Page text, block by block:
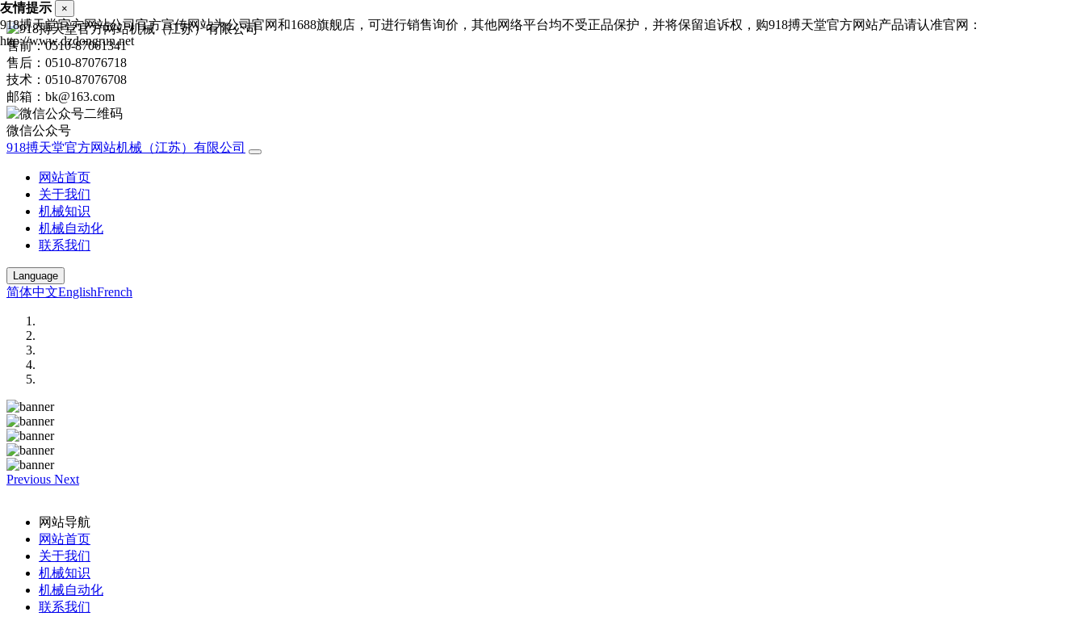
售前：0510-87061341
售后：0510-87076718
技术：0510-87076708
邮箱：bk@163.com
微信公众号
918搏天堂官方网站机械（江苏）有限公司
网站首页
关于我们
机械知识
机械自动化
联系我们
Language
简体中文EnglishFrench
Previous Next
网站导航
网站首页
关于我们
机械知识
机械自动化
联系我们
友情提示 ×
918搏天堂官方网站公司官方宣传网站为公司官网和1688旗舰店，可进行销售询价，其他网络平台均不受正品保护，并将保留追诉权，购918搏天堂官方网站产品请认准官网：
http://www.dzdongrun.net